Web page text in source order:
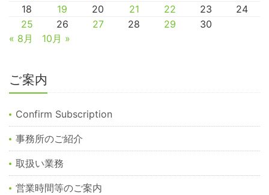
18
19 20 21 22 23
24
25
26 27 28 29
30
« 8月
10月 »
ご案内
Confirm Subscription
事務所のご紹介
取扱い業務
営業時間等のご案内